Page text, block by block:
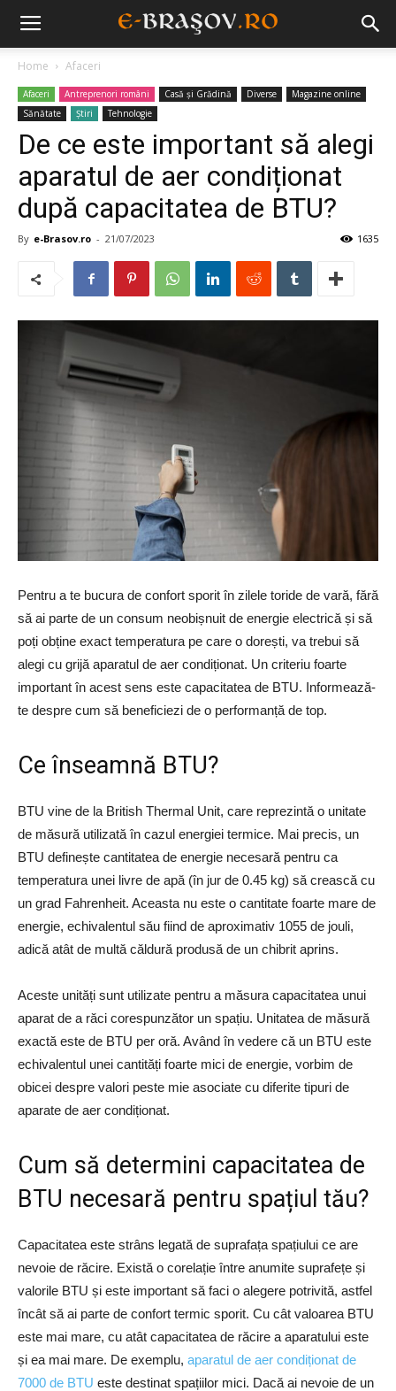
Home Afaceri
Afaceri Antreprenori români Casă și Grădină Diverse
Magazine online
Sănătate
Știri Tehnologie
De ce este important să alegi
aparatul de aer condiționat
după capacitatea de BTU?
By e-Brasov.ro - 21/07/2023 1635
Pentru a te bucura de confort sporit în zilele toride de vară, fără
să ai parte de un consum neobișnuit de energie electrică și să
poți obține exact temperatura pe care o dorești, va trebui să
alegi cu grijă aparatul de aer condiționat. Un criteriu foarte
important în acest sens este capacitatea de BTU. Informează-
te despre cum să beneficiezi de o performanță de top.
Ce înseamnă BTU?
BTU vine de la British Thermal Unit, care reprezintă o unitate
de măsură utilizată în cazul energiei termice. Mai precis, un
BTU definește cantitatea de energie necesară pentru ca
temperatura unei livre de apă (în jur de 0.45 kg) să crească cu
un grad Fahrenheit. Aceasta nu este o cantitate foarte mare de
energie, echivalentul său fiind de aproximativ 1055 de jouli,
adică atât de multă căldură produsă de un chibrit aprins.
Aceste unități sunt utilizate pentru a măsura capacitatea unui
aparat de a răci corespunzător un spațiu. Unitatea de măsură
exactă este de BTU per oră. Având în vedere că un BTU este
echivalentul unei cantități foarte mici de energie, vorbim de
obicei despre valori peste mie asociate cu diferite tipuri de
aparate de aer condiționat.
Cum să determini capacitatea de
BTU necesară pentru spațiul tău?
Capacitatea este strâns legată de suprafața spațiului ce are
nevoie de răcire. Există o corelație între anumite suprafețe și
valorile BTU și este important să faci o alegere potrivită, astfel
încât să ai parte de confort termic sporit. Cu cât valoarea BTU
este mai mare, cu atât capacitatea de răcire a aparatului este
și ea mai mare. De exemplu, aparatul de aer condiționat de
7000 de BTU este destinat spațiilor mici. Dacă ai nevoie de un